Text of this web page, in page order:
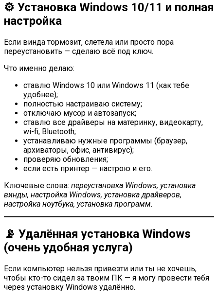
⚙️ Установка Windows 10/11 и полная
настройка
Если винда тормозит, слетела или просто пора
переустановить — сделаю всё под ключ.
Что именно делаю:
ставлю Windows 10 или Windows 11 (как тебе
удобнее);
полностью настраиваю систему;
отключаю мусор и автозапуск;
ставлю все драйверы на материнку, видеокарту,
wi-fi, Bluetooth;
устанавливаю нужные программы (браузер,
архиваторы, офис, антивирус);
проверяю обновления;
если есть принтер — настрою и его.
Ключевые слова: переустановка Windows, установка
винды, настройка Windows, установка драйверов,
настройка ноутбука, установка программ.
📡 Удалённая установка Windows
(очень удобная услуга)
Если компьютер нельзя привезти или ты не хочешь,
чтобы кто-то сидел за твоим ПК — я могу провести тебя
через установку Windows удалённо.